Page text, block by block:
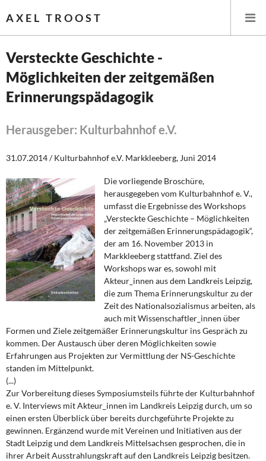
AXEL TROOST
Startseite
Leitlinien linker Wirtschafts- und Finanzpolitik
Wirtschaftspolitik
Steuer- und Finanzpolitik
Öffentliche Infrastruktur und Daseinsvorsorge
Eurokrise und Griechenland
DIE LINKE
Weitere Themen
Memo-Gruppe
Institut Solidarische Moderne
Rosa-Luxemburg-Stiftung
Über mich
Kontakt
Versteckte Geschichte -
Möglichkeiten der zeitgemäßen
Erinnerungspädagogik
Herausgeber: Kulturbahnhof e.V.
31.07.2014 / Kulturbahnhof e.V. Markkleeberg, Juni 2014
Die vorliegende Broschüre,
herausgegeben vom Kulturbahnhof e. V.,
umfasst die Ergebnisse des Workshops
„Versteckte Geschichte – Möglichkeiten
der zeitgemäßen Erinnerungspädagogik“,
der am 16. November 2013 in
Markkleeberg stattfand. Ziel des
Workshops war es, sowohl mit
Akteur_innen aus dem Landkreis Leipzig,
die zum Thema Erinnerungskultur zu der
Zeit des Nationalsozialismus arbeiten, als
auch mit Wissenschaftler_innen über
Formen und Ziele zeitgemäßer Erinnerungskultur ins Gespräch zu
kommen. Der Austausch über deren Möglichkeiten sowie
Erfahrungen aus Projekten zur Vermittlung der NS-Geschichte
standen im Mittelpunkt.
(...)
Zur Vorbereitung dieses Symposiumsteils führte der Kulturbahnhof
e. V. Interviews mit Akteur_innen im Landkreis Leipzig durch, um so
einen ersten Überblick über bereits durchgeführte Projekte zu
gewinnen. Ergänzend wurde mit Vereinen und Initiativen aus der
Stadt Leipzig und dem Landkreis Mittelsachsen gesprochen, die in
ihrer Arbeit Ausstrahlungskraft auf den Landkreis Leipzig besitzen.